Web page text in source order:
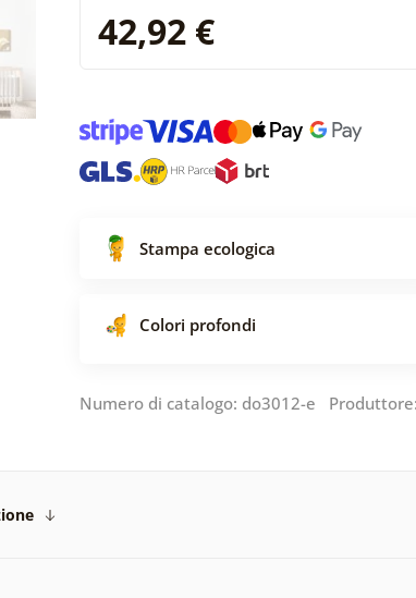
42,92 €
Stampa ecologica
Colori profondi
Numero di catalogo: do3012-e Produttore: